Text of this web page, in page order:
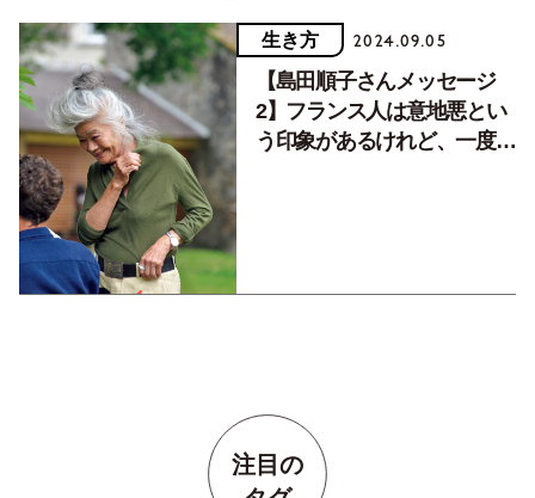
生き方 2024.09.05
【島田順子さんメッセージ
2】フランス人は意地悪とい
う印象があるけれど、一度胸
注目の